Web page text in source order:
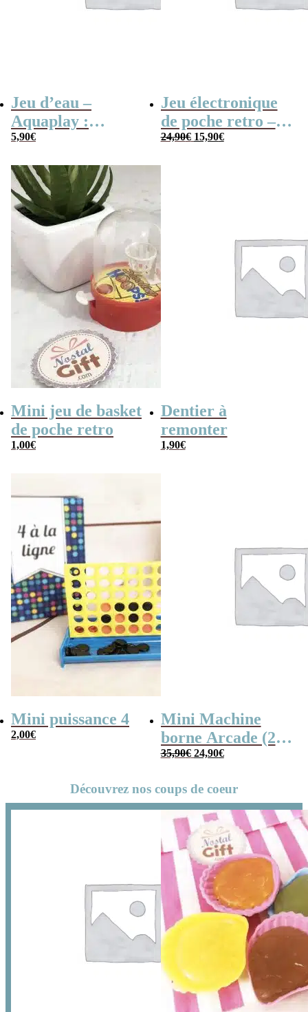
Jeu d’eau –
Aquaplay :
anneaux,
pyramide –
Inspiré de
Wonderful
Waterfuls
5,90€
Jeu électronique
de poche retro –
Console vintage
24,90€ Le
15,90€Le
Mini jeu de basket
de poche retro
1,00€
Dentier à
remonter
1,90€
Mini puissance 4
2,00€
Mini Machine
borne Arcade (240
jeux)
35,90€ Le
était :
35,90€.
24,90€Le
est :
24,90€.
Découvrez nos coups de coeur